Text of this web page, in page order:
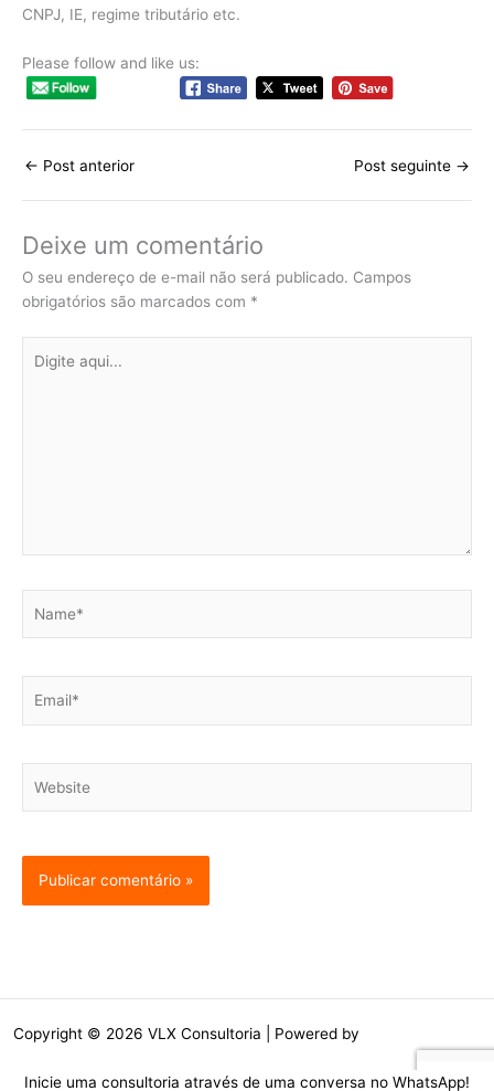
CNPJ, IE, regime tributário etc.
Please follow and like us:
← Post anterior Post seguinte →
Deixe um comentário
O seu endereço de e-mail não será publicado. Campos
obrigatórios são marcados com *
aqui...
Copyright © 2026 VLX Consultoria | Powered by
Inicie uma consultoria através de uma conversa no WhatsApp!